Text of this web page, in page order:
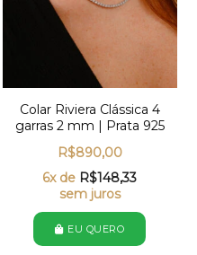
Colar Riviera Clássica 4
garras 2 mm | Prata 925
R$890,00
6x de R$148,33
sem juros
EU QUERO